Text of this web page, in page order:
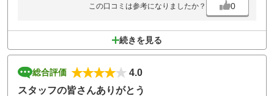
この口コミは参考になりましたか？ 0
続きを見る
総合評価
4.0
スタッフの皆さんありがとう